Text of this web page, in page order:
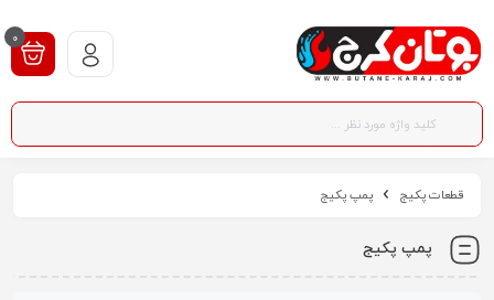
0
قطعات پکیج پمپ پکیج
پمپ پکیج